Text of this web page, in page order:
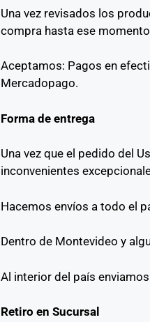
Una vez revisados los
compra hasta ese
Aceptamos: Pagos en
Mercadopago.
Forma de entrega
Una vez que el pedido del
inconvenientes
Hacemos envíos a todo el
Dentro de Montevideo y
Al interior del país
Retiro en Sucursal